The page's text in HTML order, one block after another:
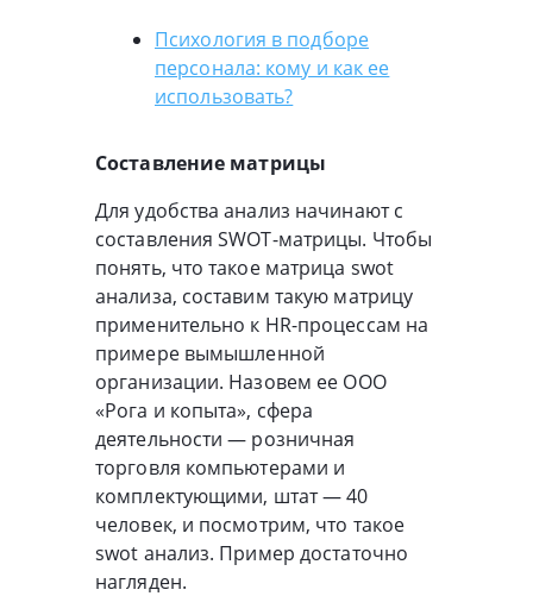
Психология в подборе
персонала: кому и как ее
использовать?
Составление матрицы
Для удобства анализ начинают с
составления SWOT-матрицы. Чтобы
понять, что такое матрица swot
анализа, составим такую матрицу
применительно к HR-процессам на
примере вымышленной
организации. Назовем ее ООО
«Рога и копыта», сфера
деятельности — розничная
торговля компьютерами и
комплектующими, штат — 40
человек, и посмотрим, что такое
swot анализ. Пример достаточно
нагляден.